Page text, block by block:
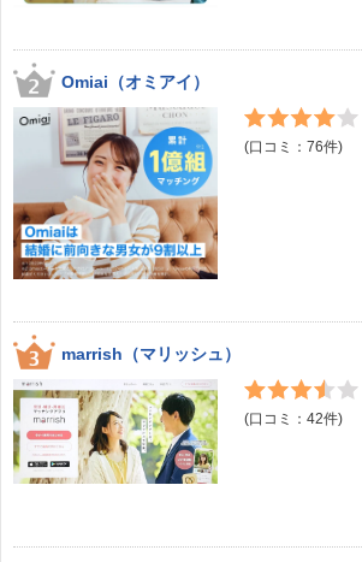
Omiai（オミアイ）
(口コミ： 76件)
marrish（マリッシュ）
(口コミ： 42件)